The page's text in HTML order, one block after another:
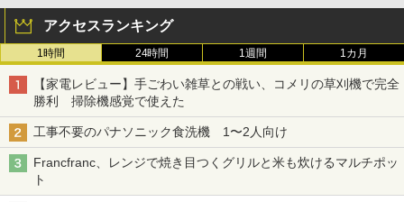
アクセスランキング
1時間 24時間 1週間 1カ月
【家電レビュー】手ごわい雑草との戦い、コメリの草刈機で完全
勝利 掃除機感覚で使えた
工事不要のパナソニック食洗機 1〜2人向け
Francfranc、レンジで焼き目つくグリルと米も炊けるマルチポッ
ト